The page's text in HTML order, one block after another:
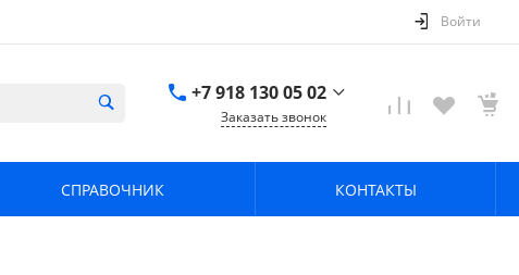
Войти
+7 918 130 05 02
Заказать звонок
СПРАВОЧНИК КОНТАКТЫ